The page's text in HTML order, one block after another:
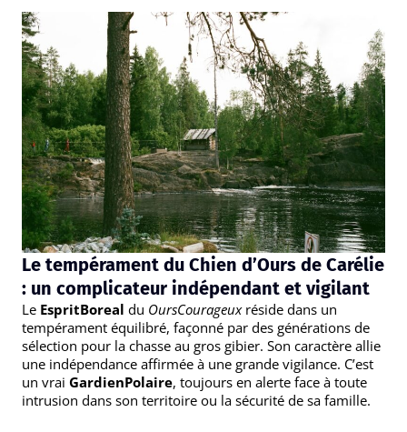
Le tempérament du Chien d’Ours de Carélie
: un complicateur indépendant et vigilant
Le EspritBoreal du OursCourageuxréside dans un
tempérament équilibré, façonné par des générations de
sélection pour la chasse au gros gibier. Son caractère allie
une indépendance affirmée à une grande vigilance. C’est
un vrai GardienPolaire, toujours en alerte face à toute
intrusion dans son territoire ou la sécurité de sa famille.